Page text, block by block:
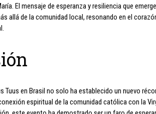
El mensaje de esperanza y resiliencia que
allá de la comunidad local, resonando en el
Tuus en Brasil no solo ha establecido un nuevo
espiritual de la comunidad católica con la